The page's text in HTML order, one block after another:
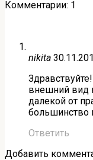
Комментарии: 1
nikita
внешний вид
далекой от
большинство
Ответить
Добавить